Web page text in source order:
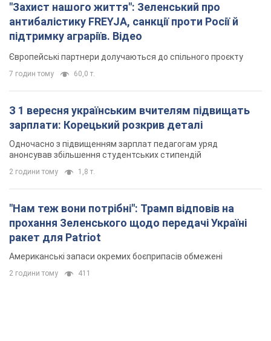
"Захист нашого життя": Зеленський про
антибалістику FREYJA, санкції проти Росії й
підтримку аграріїв. Відео
Європейські партнери долучаються до спільного проєкту
7 годин тому 60,0 т.
З 1 вересня українським вчителям підвищать
зарплати: Корецький розкрив деталі
Одночасно з підвищенням зарплат педагогам уряд
анонсував збільшення студентських стипендій
2 години тому 1,8 т.
"Нам теж вони потрібні": Трамп відповів на
прохання Зеленського щодо передачі Україні
ракет для Patriot
Американські запаси окремих боєприпасів обмежені
2 години тому 411